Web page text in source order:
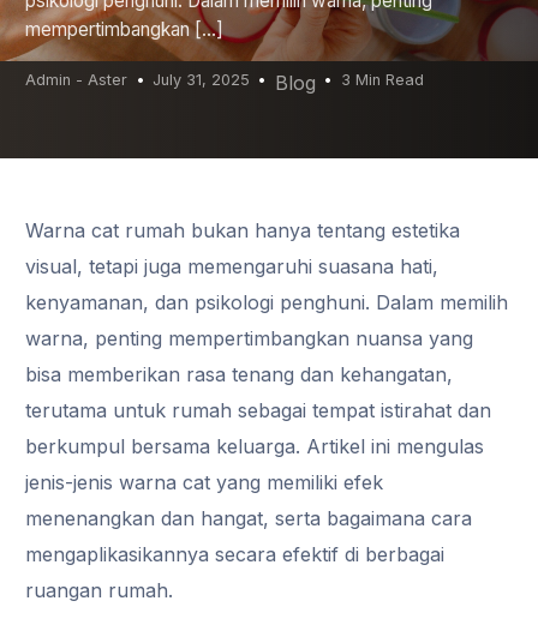
mempertimbangkan […]
Admin - Aster July 31, 2025 Blog 3 Min Read
Warna cat rumah bukan hanya tentang estetika
visual, tetapi juga memengaruhi suasana hati,
kenyamanan, dan psikologi penghuni. Dalam memilih
warna, penting mempertimbangkan nuansa yang
bisa memberikan rasa tenang dan kehangatan,
terutama untuk rumah sebagai tempat istirahat dan
berkumpul bersama keluarga. Artikel ini mengulas
jenis-jenis warna cat yang memiliki efek
menenangkan dan hangat, serta bagaimana cara
mengaplikasikannya secara efektif di berbagai
ruangan rumah.